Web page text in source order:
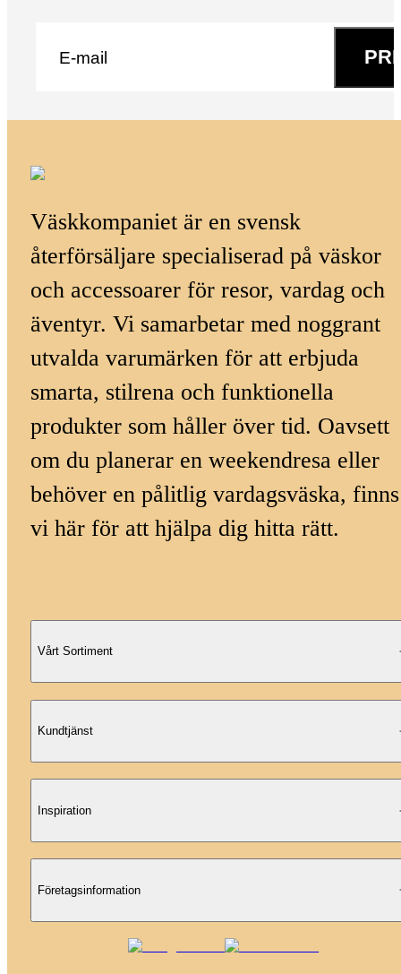
Väskkompaniet är en svensk
återförsäljare specialiserad på väskor
och accessoarer för resor, vardag och
äventyr. Vi samarbetar med noggrant
utvalda varumärken för att erbjuda
smarta, stilrena och funktionella
produkter som håller över tid. Oavsett
om du planerar en weekendresa eller
behöver en pålitlig vardagsväska, finns
vi här för att hjälpa dig hitta rätt.
Vårt Sortiment
Kundtjänst
Inspiration
Företagsinformation